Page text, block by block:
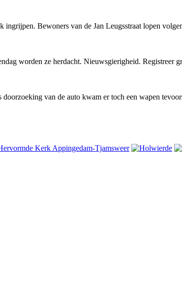
ingrijpen. Bewoners van de Jan Leugsstraat lopen
worden ze herdacht. Nieuwsgierigheid. Registreer
van de auto kwam er toch een wapen